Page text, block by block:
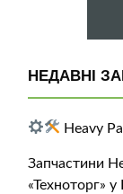
НЕДАВНІ
Heavy
Запчастини
«Техноторг»